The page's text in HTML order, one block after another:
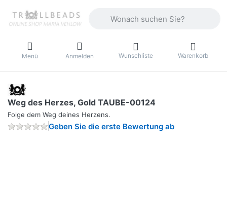
Menü Anmelden Wunschliste Warenkorb
Weg des Herzes, Gold TAUBE-00124
Folge dem Weg deines Herzens.
Geben Sie die erste Bewertung ab